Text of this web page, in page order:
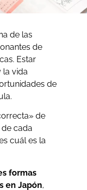
de las
de
Estar
la vida
de
de
cada
cuál es la
formas
en Japón,